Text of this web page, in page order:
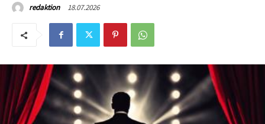
redaktion 18.07.2026